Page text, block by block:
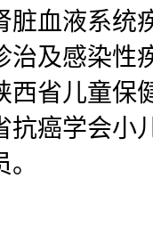
脏血液系统
治及感染性
西省儿童保
抗癌学会小